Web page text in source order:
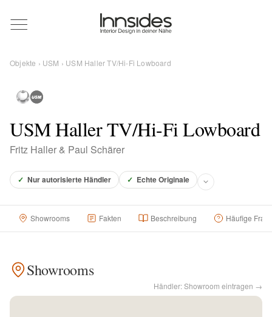
Magazin
Showrooms
Über uns
Kontakt
Objekte › USM › USM Haller TV/Hi-Fi Lowboard
USM Haller TV/Hi-Fi Lowboard
Fritz Haller & Paul Schärer
✓ Nur autorisierte Händler ✓ Echte Originale
Showrooms Fakten Beschreibung Häufige
Showrooms
Händler: Showroom eintragen →